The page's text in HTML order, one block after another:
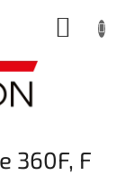
360F, F